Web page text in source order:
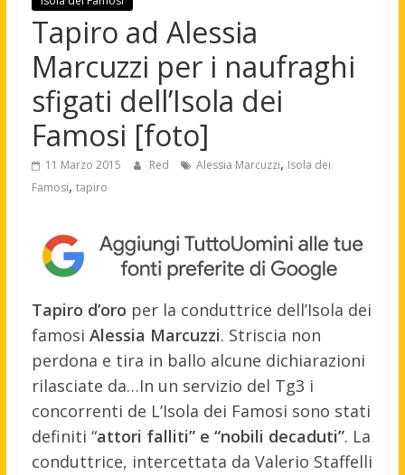
Tapiro ad Alessia
Marcuzzi per i naufraghi
sfigati dell’Isola dei
Famosi [foto]
11 Marzo 2015 Red Alessia Marcuzzi, Isola dei
Famosi, tapiro
Tapiro d’oro per la conduttrice dell’Isola dei
famosi Alessia Marcuzzi. Striscia non
perdona e tira in ballo alcune dichiarazioni
rilasciate da…In un servizio del Tg3 i
concorrenti de L’Isola dei Famosi sono stati
definiti “attori falliti” e “nobili decaduti”. La
conduttrice, intercettata da Valerio Staffelli